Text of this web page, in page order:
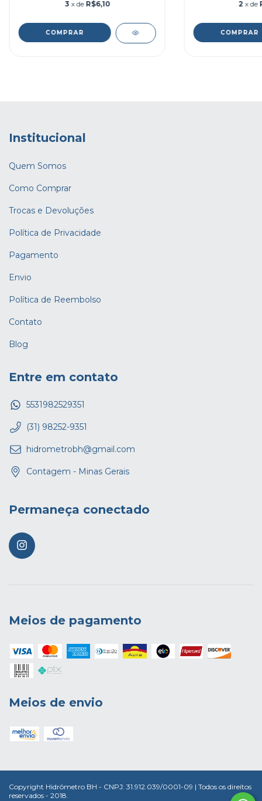
3 x de R$6,10 2 x de
Institucional
Quem Somos
Como Comprar
Trocas e Devoluções
Política de Privacidade
Pagamento
Envio
Política de Reembolso
Contato
Blog
Entre em contato
5531982529351
(31) 98252-9351
hidrometrobh@gmail.com
Contagem - Minas Gerais
Permaneça conectado
Meios de pagamento
Meios de envio
Copyright Hidrômetro BH - CNPJ: 31.912.039/0001-09 | Todos os direitos
reservados - 2018.